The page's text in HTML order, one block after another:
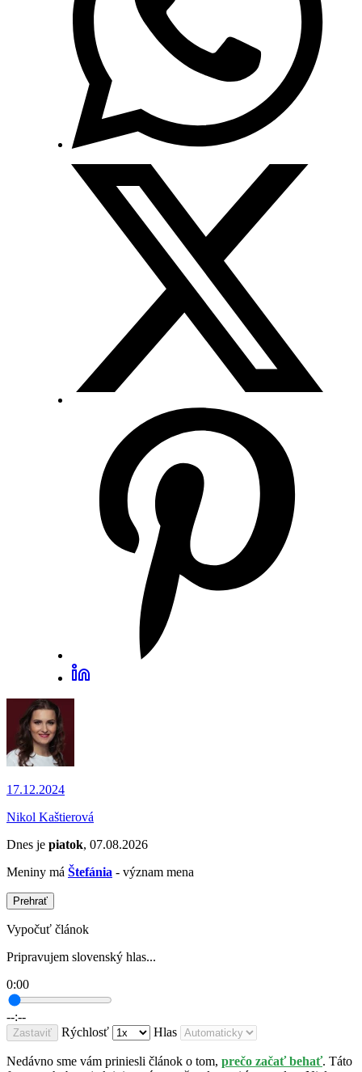
17.12.2024
Nikol Kaštierová
Dnes je piatok, 07.08.2026
Meniny má Štefánia - význam mena
Prehrať
Vypočuť článok
Pripravujem slovenský hlas...
0:00
--:--
Zastaviť Rýchlosť Hlas
Nedávno sme vám priniesli článok o tom, prečo začať behať. Táto